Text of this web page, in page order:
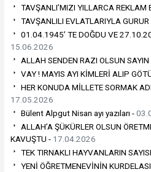
TAVŞANLI’MIZI YILLARCA REKLAM
TAVŞANLILI EVLATLARIYLA
01.04.1945’ TE DOĞDU VE
15.06.2026
ALLAH SENDEN RAZI OLSUN
VAY ! MAYIS AYI KİMLERİ ALIP
HER KONUDA MİLLETE SORMAK
17.05.2026
Bülent Alpgut Nisan ayı yazıları -
ALLAH’A ŞÜKÜRLER OLSUN
KAVUŞTU - 17.04.2026
TEK TIRNAKLI HAYVANLARIN
YENİ ÖĞRETMENEVİNİN